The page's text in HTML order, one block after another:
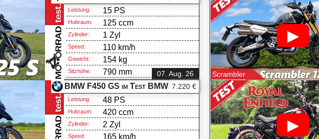
07. Aug. 26
Leistung: 15 PS
Hubraum: 125 ccm
Zylinder: 1 Zyl
Speed: 110 km/h
Gewicht: 154 kg
Sitzhöhe: 790 mm
▶
Scrambler
BMW F450 GS im Test BMW -F 450 GS
7.220 €
Leistung: 48 PS
Hubraum: 420 ccm
Zylinder: 2 Zyl
Speed: 165 km/h
▶